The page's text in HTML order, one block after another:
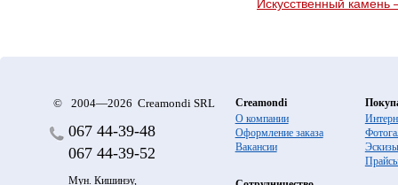
Искусственный
© 2004—2026 Creamondi SRL
067 44-39-48
067 44-39-52
Мун. Кишинэу,
Creamondi
О компании
Оформление заказа
Вакансии
Эскизы